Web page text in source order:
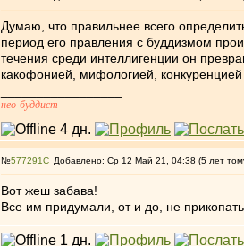
Думаю, что правильнее всего
период его правления с буддизмом
течения среди интеллигенции он
какофонией, мифологией,
нео-буддист
№577291 Добавлено: Ср 12 Май 21, 04:38 (5 лет
Вот жеш забава!
Все им придумали, от и до, не